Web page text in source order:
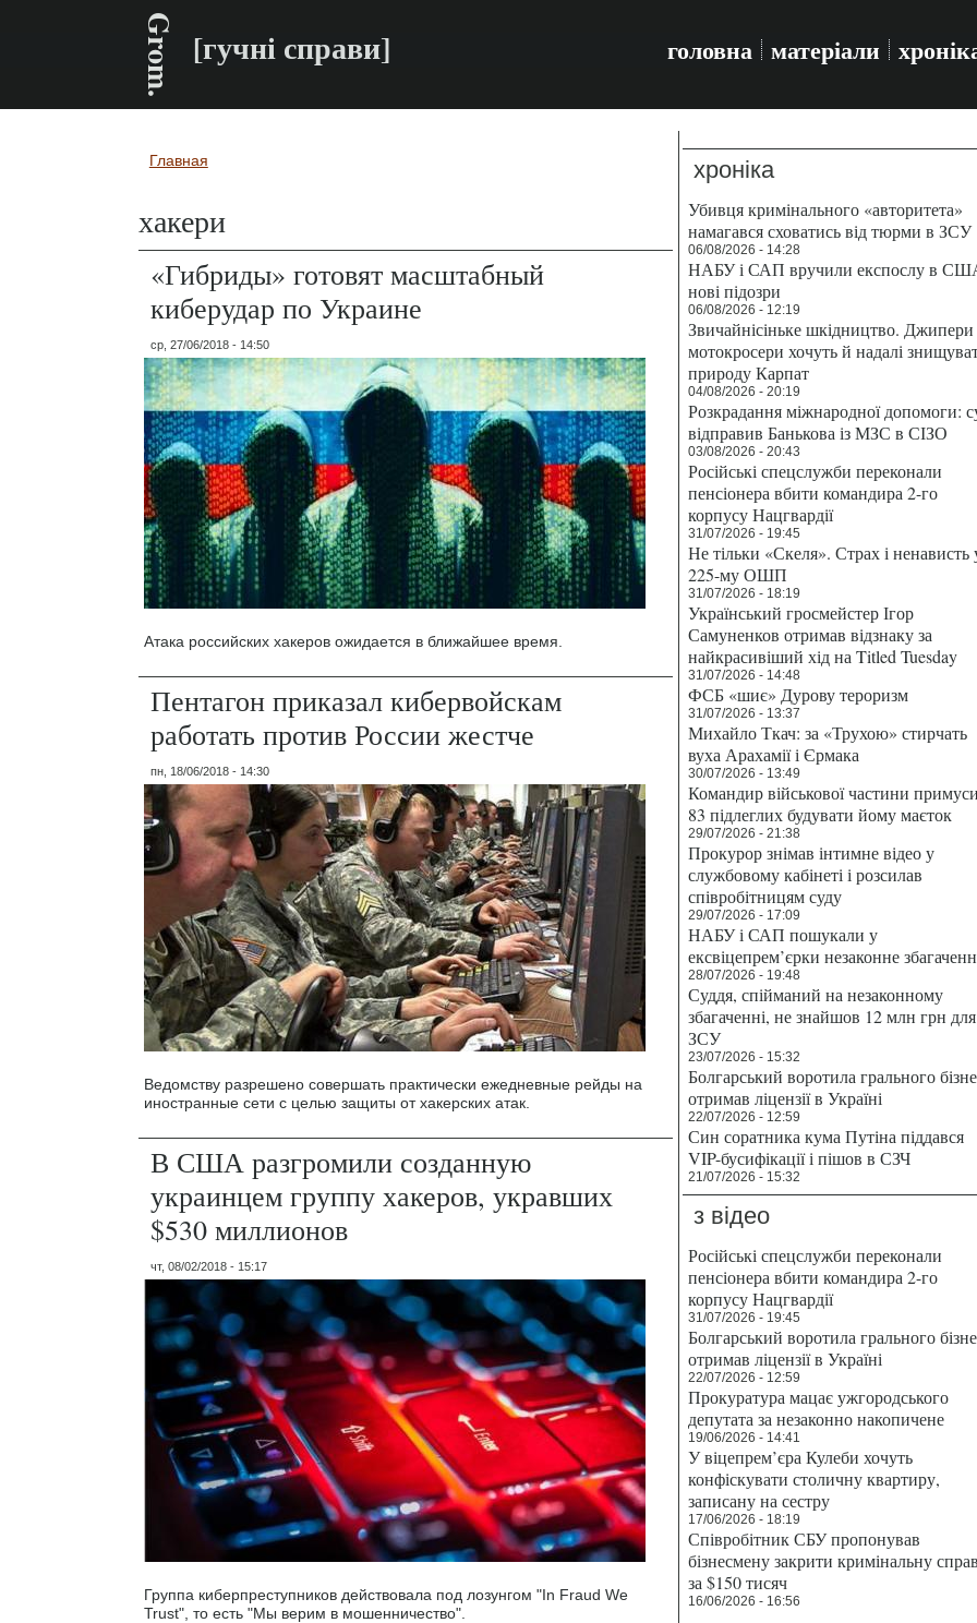
Grom. [гучні справи] головна матеріали
Вы здесь
Главная
хакери
«Гибриды» готовят масштабный
киберудар по Украине
ср, 27/06/2018 - 14:50
Атака российских хакеров ожидается в ближайшее время.
Пентагон приказал кибервойскам
работать против России жестче
пн, 18/06/2018 - 14:30
Ведомству разрешено совершать практически ежедневные рейды на
иностранные сети с целью защиты от хакерских атак.
В США разгромили созданную
украинцем группу хакеров, укравших
$530 миллионов
чт, 08/02/2018 - 15:17
Группа киберпреступников действовала под лозунгом "In Fraud We
Trust", то есть "Мы верим в мошенничество".
хроніка
Убивця кримінального «авторитета»
намагався сховатись від тюрми в ЗСУ
06/08/2026 - 14:28
НАБУ і САП вручили експослу в
нові підозри
06/08/2026 - 12:19
Звичайнісіньке шкідництво. Джипери
мотокросери хочуть й надалі
природу Карпат
04/08/2026 - 20:19
Розкрадання міжнародної допомоги:
відправив Банькова із МЗС в СІЗО
03/08/2026 - 20:43
Російські спецслужби переконали
пенсіонера вбити командира 2-го
корпусу Нацгвардії
31/07/2026 - 19:45
Не тільки «Скеля». Страх і ненависть
225-му ОШП
31/07/2026 - 18:19
Український гросмейстер Ігор
Самуненков отримав відзнаку за
найкрасивіший хід на Titled Tuesday
31/07/2026 - 14:48
ФСБ «шиє» Дурову тероризм
31/07/2026 - 13:37
Михайло Ткач: за «Трухою» стирчать
вуха Арахамії і Єрмака
30/07/2026 - 13:49
Командир військової частини
83 підлеглих будувати йому маєток
29/07/2026 - 21:38
Прокурор знімав інтимне відео у
службовому кабінеті і розсилав
співробітницям суду
29/07/2026 - 17:09
НАБУ і САП пошукали у
ексвіцепрем’єрки незаконне
28/07/2026 - 19:48
Суддя, спійманий на незаконному
збагаченні, не знайшов 12 млн грн для
ЗСУ
23/07/2026 - 15:32
Болгарський воротила грального
отримав ліцензії в Україні
22/07/2026 - 12:59
Син соратника кума Путіна піддався
VIP-бусифікації і пішов в СЗЧ
21/07/2026 - 15:32
з відео
Російські спецслужби переконали
пенсіонера вбити командира 2-го
корпусу Нацгвардії
31/07/2026 - 19:45
Болгарський воротила грального
отримав ліцензії в Україні
22/07/2026 - 12:59
Прокуратура мацає ужгородського
депутата за незаконно накопичене
19/06/2026 - 14:41
У віцепрем’єра Кулеби хочуть
конфіскувати столичну квартиру,
записану на сестру
17/06/2026 - 18:19
Співробітник СБУ пропонував
бізнесмену закрити кримінальну
за $150 тисяч
16/06/2026 - 16:56